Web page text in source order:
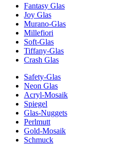
Fantasy Glas
Joy Glas
Murano-Glas
Millefiori
Soft-Glas
Tiffany-Glas
Crash Glas
Safety-Glas
Neon Glas
Acryl-Mosaik
Spiegel
Glas-Nuggets
Perlmutt
Gold-Mosaik
Schmuck